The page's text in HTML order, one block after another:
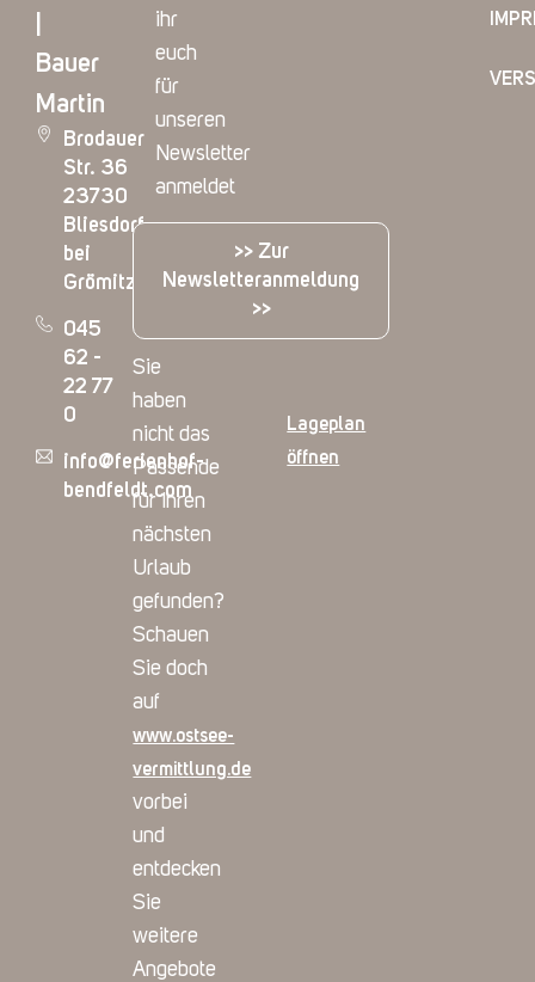
Bauer
Martin
Brodauer
Str. 36
23730
Bliesdorf
bei
Grömitz
045
62 -
22 77
0
info@ferienhof-
bendfeldt.com
ihr
euch
für
unseren
Newsletter
anmeldet
>> Zur
Newsletteranmeldung
>>
Sie
haben
nicht das
Passende
für Ihren
nächsten
Urlaub
gefunden?
Schauen
Sie doch
auf
www.ostsee-
vermittlung.de
vorbei
und
entdecken
Sie
weitere
Angebote
Lageplan
öffnen